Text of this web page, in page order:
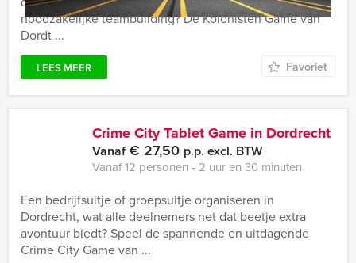
noodzakelijke teambuilding? De Kolonisten Game van
Dordt ...
LEES MEER Favoriet
Crime City Tablet Game in Dordrecht
Vanaf€ 27,50 p.p. excl. BTW
Vanaf 12 personen ‐ 2 uur en 30 minuten
Een bedrijfsuitje of groepsuitje organiseren in
Dordrecht, wat alle deelnemers net dat beetje extra
avontuur biedt? Speel de spannende en uitdagende
Crime City Game van ...